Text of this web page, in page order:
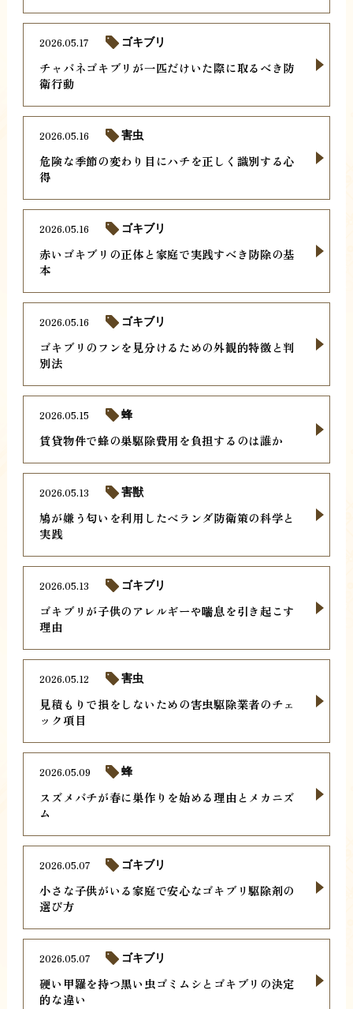
チャバネゴキブリが一匹だけいた際に取るべき防
衛行動
2026.05.17 ゴキブリ
危険な季節の変わり目にハチを正しく識別する心
得
2026.05.16 害虫
赤いゴキブリの正体と家庭で実践すべき防除の基
本
2026.05.16 ゴキブリ
ゴキブリのフンを見分けるための外観的特徴と判
別法
2026.05.16 ゴキブリ
賃貸物件で蜂の巣駆除費用を負担するのは誰か
2026.05.15 蜂
鳩が嫌う匂いを利用したベランダ防衛策の科学と
実践
2026.05.13 害獣
ゴキブリが子供のアレルギーや喘息を引き起こす
理由
2026.05.13 ゴキブリ
見積もりで損をしないための害虫駆除業者のチェ
ック項目
2026.05.12 害虫
スズメバチが春に巣作りを始める理由とメカニズ
ム
2026.05.09 蜂
小さな子供がいる家庭で安心なゴキブリ駆除剤の
選び方
2026.05.07 ゴキブリ
硬い甲羅を持つ黒い虫ゴミムシとゴキブリの決定
的な違い
2026.05.07 ゴキブリ